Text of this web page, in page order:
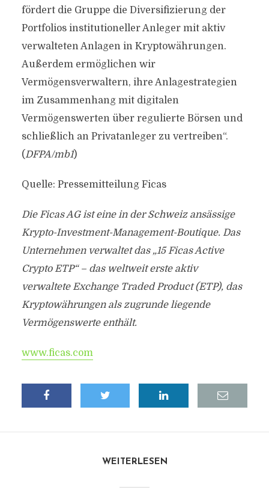
fördert die Gruppe die Diversifizierung der
Portfolios institutioneller Anleger mit aktiv
verwalteten Anlagen in Kryptowährungen.
Außerdem ermöglichen wir
Vermögensverwaltern, ihre Anlagestrategien
im Zusammenhang mit digitalen
Vermögenswerten über regulierte Börsen und
schließlich an Privatanleger zu vertreiben“.
(DFPA/mb1)
Quelle: Pressemitteilung Ficas
Die Ficas AG ist eine in der Schweiz ansässige
Krypto-Investment-Management-Boutique. Das
Unternehmen verwaltet das „15 Ficas Active
Crypto ETP“ – das weltweit erste aktiv
verwaltete Exchange Traded Product (ETP), das
Kryptowährungen als zugrunde liegende
Vermögenswerte enthält.
www.ficas.com
WEITERLESEN